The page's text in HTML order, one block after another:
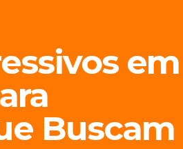
em
Buscam